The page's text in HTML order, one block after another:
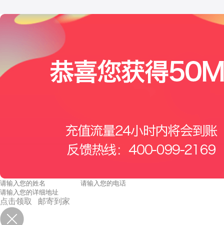
点击领取 邮寄到家